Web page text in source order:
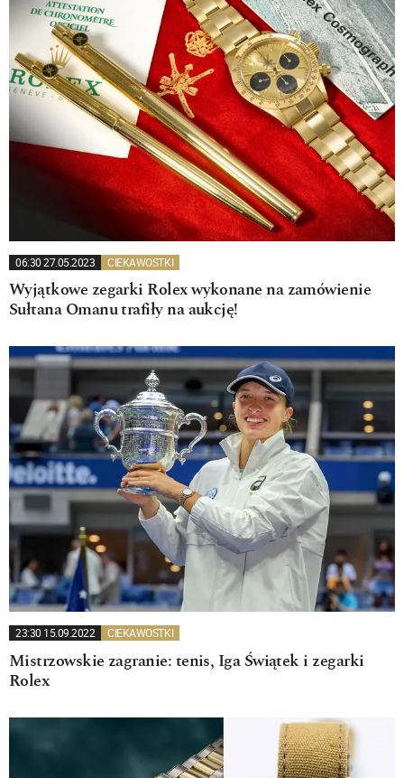
06:30 27.05.2023 CIEKAWOSTKI
Wyjątkowe zegarki Rolex wykonane na zamówienie
Sułtana Omanu trafiły na aukcję!
23:30 15.09.2022 CIEKAWOSTKI
Mistrzowskie zagranie: tenis, Iga Świątek i zegarki
Rolex